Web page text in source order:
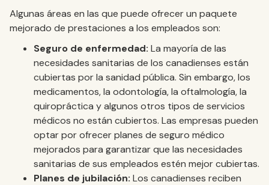
Algunas áreas en las que puede ofrecer un paquete
mejorado de prestaciones a los empleados son:
Seguro de enfermedad: La mayoría de las
necesidades sanitarias de los canadienses están
cubiertas por la sanidad pública. Sin embargo, los
medicamentos, la odontología, la oftalmología, la
quiropráctica y algunos otros tipos de servicios
médicos no están cubiertos. Las empresas pueden
optar por ofrecer planes de seguro médico
mejorados para garantizar que las necesidades
sanitarias de sus empleados estén mejor cubiertas.
Planes de jubilación: Los canadienses reciben